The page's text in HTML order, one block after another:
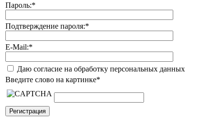
Пароль:*
Подтверждение пароля:*
E-Mail:*
Даю согласие на обработку персональных данных
Введите слово на картинке*